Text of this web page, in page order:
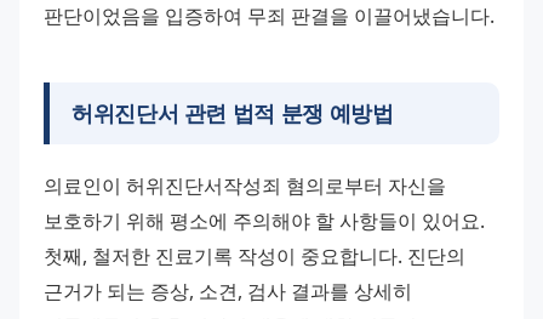
판단이었음을 입증하여 무죄 판결을 이끌어냈습니다.
허위진단서 관련 법적 분쟁 예방법
의료인이 허위진단서작성죄 혐의로부터 자신을
보호하기 위해 평소에 주의해야 할 사항들이 있어요.
첫째, 철저한 진료기록 작성이 중요합니다. 진단의
근거가 되는 증상, 소견, 검사 결과를 상세히